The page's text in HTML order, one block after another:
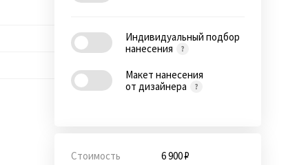
Индивидуальный подбор
нанесения
Макет нанесения
от дизайнера
Стоимость
6 900 ₽